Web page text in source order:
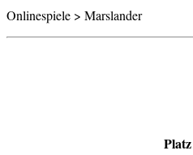
Onlinespiele > Marslander
Platz